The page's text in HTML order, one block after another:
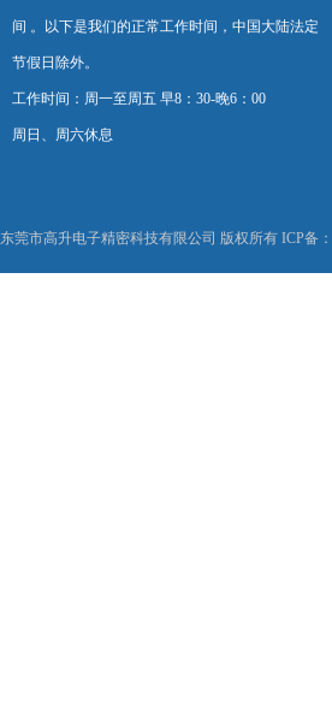
间 。以下是我们的正常工作时间，中国大陆法定
节假日除外。
工作时间：周一至周五 早8：30-晚6：00
周日、周六休息
东莞市高升电子精密科技有限公司 版权所有 ICP备：